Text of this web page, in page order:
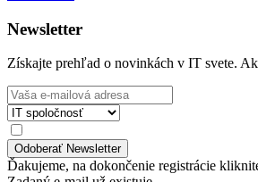
Newsletter
Získajte prehľad o novinkách v IT svete.
Ďakujeme, na dokončenie registrácie